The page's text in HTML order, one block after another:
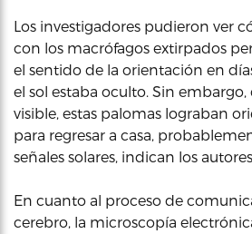
Los investigadores pudieron ver
con los macrófagos extirpados
el sentido de la orientación en
el sol estaba oculto. Sin embargo,
visible, estas palomas lograban
para regresar a casa,
señales solares, indican los
En cuanto al proceso de
cerebro, la microscopía